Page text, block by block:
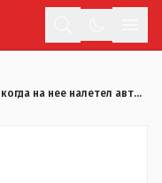
«Шла на зеленый, когда на нее налетел автобус» - Одноклассницы погибшей в ДТП девочки дали показания в суде Костаная